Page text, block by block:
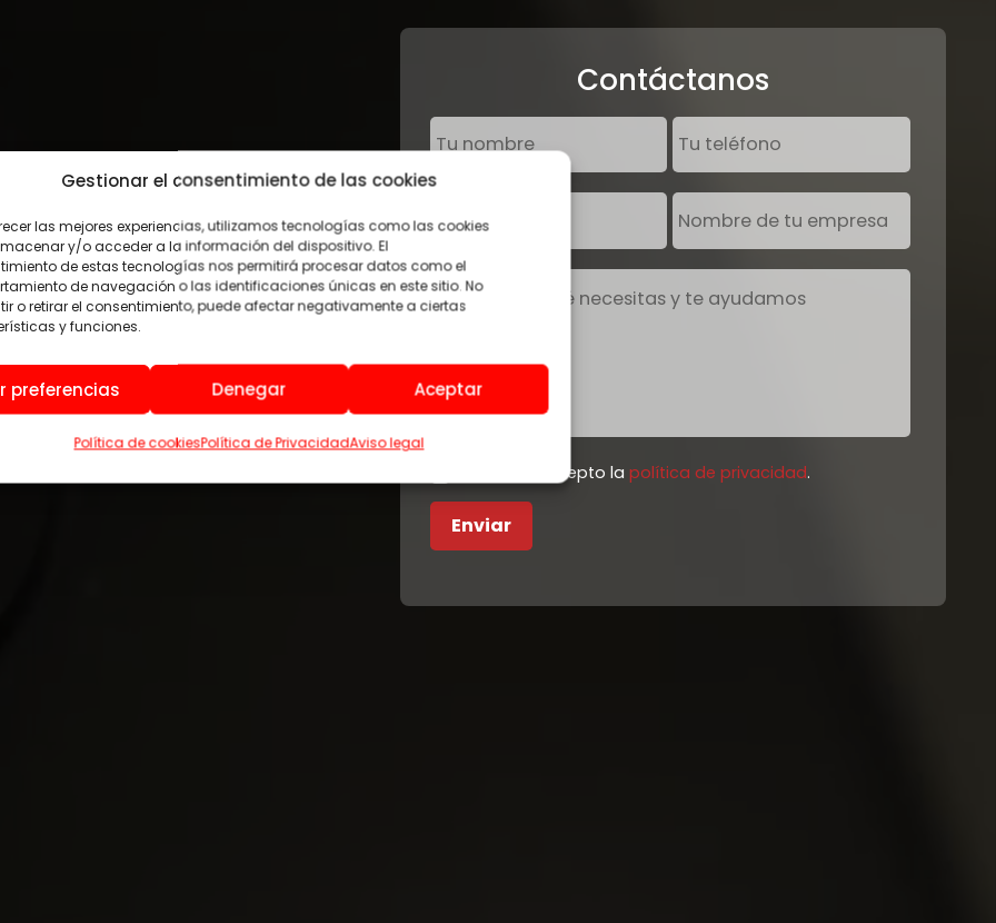
Gestionar el consentimiento de las cookies
las mejores experiencias, utilizamos tecnologías como las cookies
y/o acceder a la información del dispositivo. El
de estas tecnologías nos permitirá procesar datos como el
de navegación o las identificaciones únicas en este sitio. No
o retirar el consentimiento, puede afectar negativamente a ciertas
y funciones.
Aceptar
Denegar
preferencias
Política de cookiesPolítica de PrivacidadAviso legal
Contáctanos
He leído y acepto la política de privacidad.